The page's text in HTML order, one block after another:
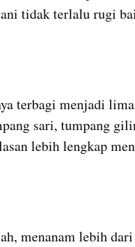
tidak terlalu rugi
terbagi menjadi
sari, tumpang
lebih lengkap
menanam lebih